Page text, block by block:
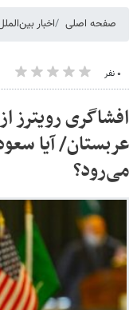
صفحه اصلی اخبار
۰ نفر
افشاگری رویترز
عربستان/ آیا
می‌رود؟